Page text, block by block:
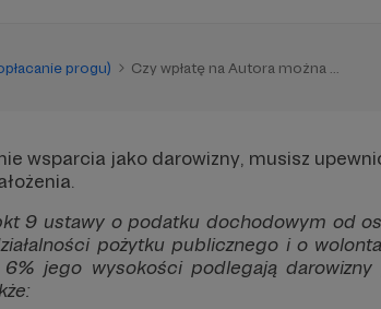
progu) Czy wpłatę na Autora można ...
wsparcia jako darowizny, musisz
9 ustawy o podatku dochodowym od
pożytku publicznego i o
jego wysokości podlegają darowizny